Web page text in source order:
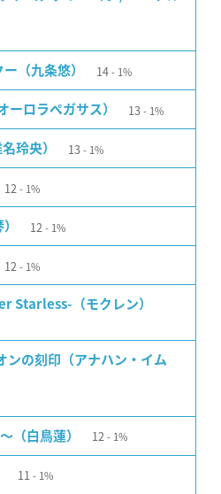
（九条悠） 14 1%
ーロラペガサス） 13 1%
玲央） 13 1%
12 1%
12 1%
12 1%
Starless-（モクレン）
ンの刻印（アナハン・イム
（白鳥蓮） 12 1%
11 1%